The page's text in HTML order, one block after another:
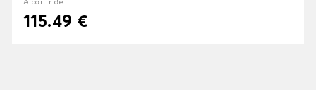
À partir de
115.49 €